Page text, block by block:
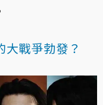
戰爭勃發？